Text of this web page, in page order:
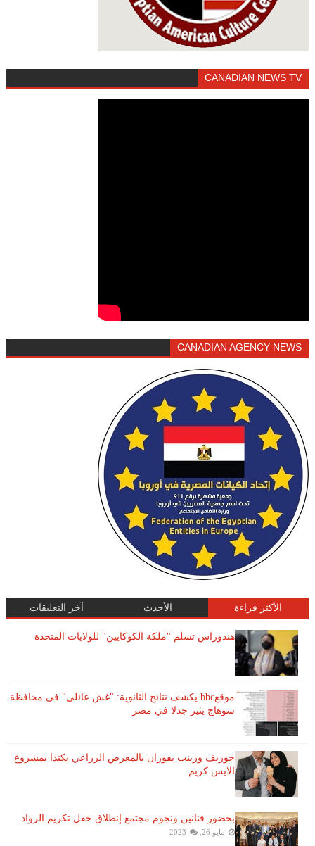
CANADIAN NEWS TV
CANADIAN AGENCY NEWS
الأكثر قراءة الأحدث آخر التعليقات
هندوراس تسلم "ملكة الكوكايين" للولايات المتحدة
موقعbbc يكشف نتائج الثانوية: "غش عائلي" فى محافظة
سوهاج يثير جدلا في مصر
جوزيف وزينب يفوزان بالمعرض الزراعي بكندا بمشروع
الايس كريم
بحضور فنانين ونجوم مجتمع إنطلاق حفل تكريم الرواد
مايو 26, 2023